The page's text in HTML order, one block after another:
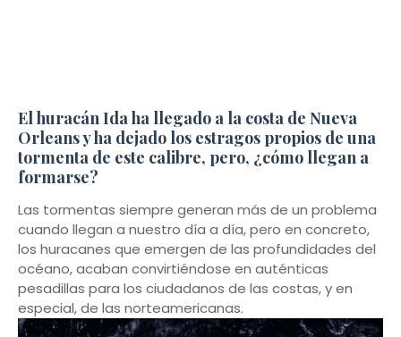
El huracán Ida ha llegado a la costa de Nueva
Orleans y ha dejado los estragos propios de una
tormenta de este calibre, pero, ¿cómo llegan a
formarse?
Las tormentas siempre generan más de un problema
cuando llegan a nuestro día a día, pero en concreto,
los huracanes que emergen de las profundidades del
océano, acaban convirtiéndose en auténticas
pesadillas para los ciudadanos de las costas, y en
especial, de las norteamericanas.